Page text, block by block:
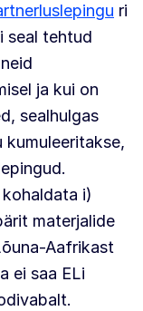
ri
seal tehtud
ja kui on
sealhulgas
kumuleeritakse,
i)
materjalide
Aafrikast
ei saa ELi